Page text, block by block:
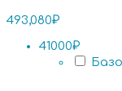
493,080₽
41000₽